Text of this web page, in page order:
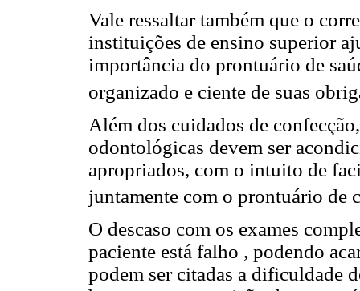
Vale ressaltar também que o
instituições de ensino superior
importância do prontuário de
organizado e ciente de suas
Além dos cuidados de
odontológicas devem ser
apropriados, com o intuito de
juntamente com o prontuário de
O descaso com os exames
paciente está falho , podendo
podem ser citadas a dificuldade